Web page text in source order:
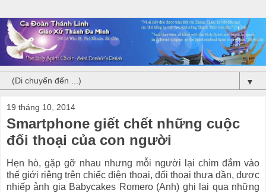
▼
19 tháng 10, 2014
Smartphone giết chết những cuộc
đối thoại của con người
Hẹn hò, gặp gỡ nhau nhưng mỗi người lại chìm đắm vào
thế giới riêng trên chiếc điện thoại, đối thoại thưa dần, được
nhiếp ảnh gia Babycakes Romero (Anh) ghi lại qua những